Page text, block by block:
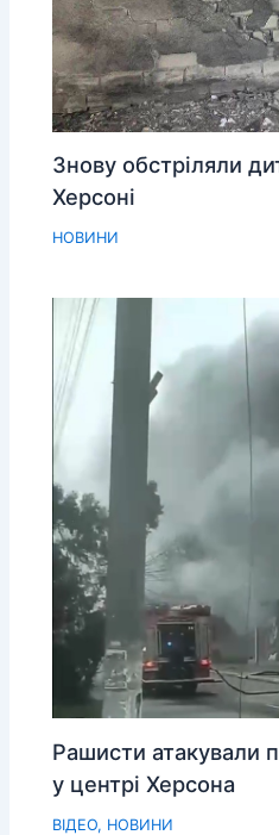
Знову обстріляли
Херсоні
НОВИНИ
Рашисти атакували
у центрі Херсона
ВІДЕО, НОВИНИ